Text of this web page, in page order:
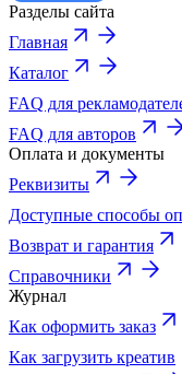
Разделы сайта
Главная
Каталог
FAQ для
FAQ для авторов
Оплата и документы
Реквизиты
Доступные способы
Возврат и гарантия
Справочники
Журнал
Как оформить заказ
Как загрузить креатив